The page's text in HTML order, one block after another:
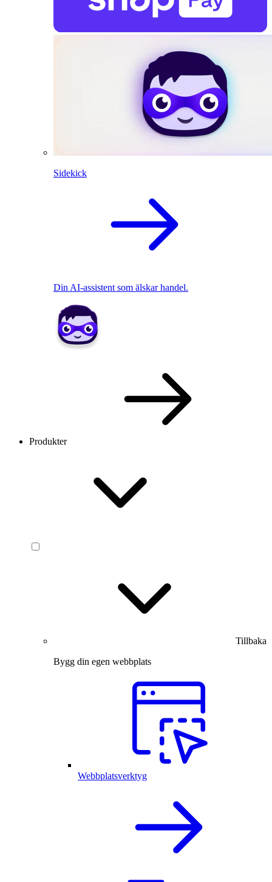
Sidekick
Din AI-assistent som älskar handel.
Produkter
Tillbaka
Bygg din egen webbplats
Webbplatsverktyg